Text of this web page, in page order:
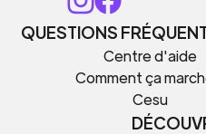
QUESTIONS
Centre d'aide
Comment ça
Cesu